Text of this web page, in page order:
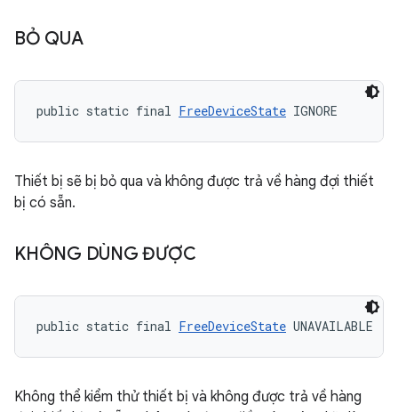
BỎ QUA
public static final FreeDeviceState IGNORE
Thiết bị sẽ bị bỏ qua và không được trả về hàng đợi thiết
bị có sẵn.
KHÔNG DÙNG ĐƯỢC
public static final FreeDeviceState UNAVAILABLE
Không thể kiểm thử thiết bị và không được trả về hàng